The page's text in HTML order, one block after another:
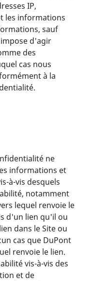
IP,
les informations
sauf
d'agir
des
cas nous
à la
ne
informations et
à-vis desquels
notamment
lequel renvoie le
d'un lien qu'il ou
dans le Site ou
cas que DuPont
renvoie le lien.
vis-à-vis des
et de